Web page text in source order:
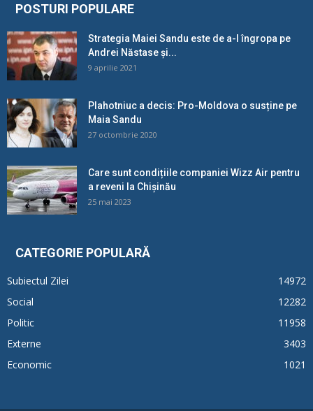
POSTURI POPULARE
Strategia Maiei Sandu este de a-l îngropa pe
Andrei Năstase și...
9 aprilie 2021
Plahotniuc a decis: Pro-Moldova o susține pe
Maia Sandu
27 octombrie 2020
Care sunt condițiile companiei Wizz Air pentru
a reveni la Chișinău
25 mai 2023
CATEGORIE POPULARĂ
Subiectul Zilei
14972
Social
12282
Politic
11958
Externe
3403
Economic
1021